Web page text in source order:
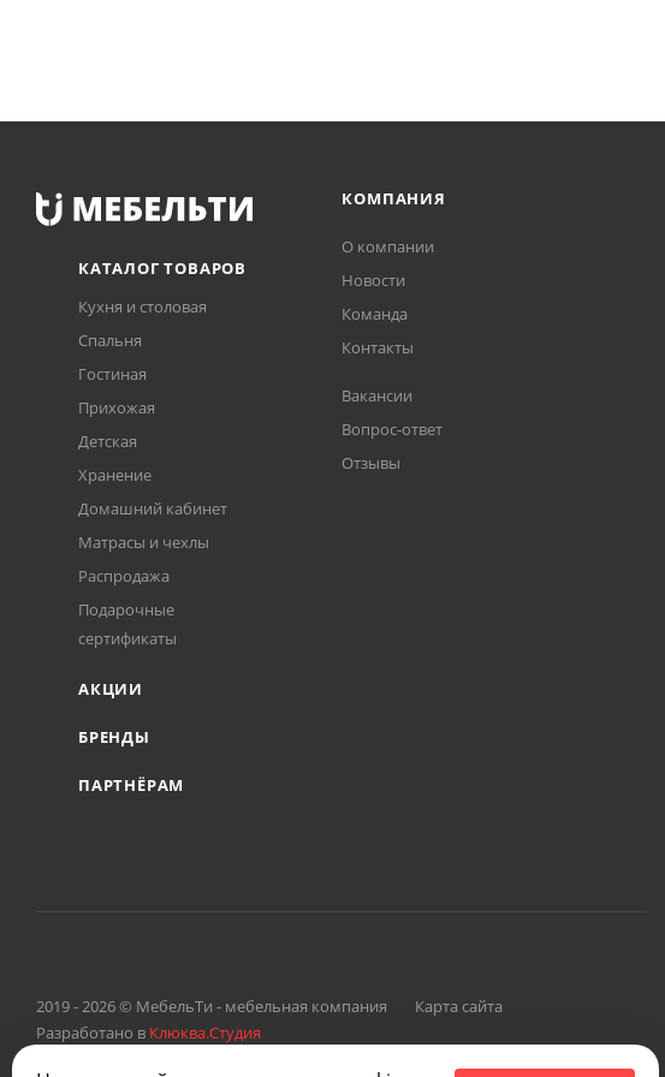
КАТАЛОГ ТОВАРОВ
Кухня и столовая
Спальня
Гостиная
Прихожая
Детская
Хранение
Домашний кабинет
Матрасы и чехлы
Распродажа
Подарочные
сертификаты
АКЦИИ
БРЕНДЫ
ПАРТНЁРАМ
КОМПАНИЯ
О компании
Новости
Команда
Контакты
Вакансии
Вопрос-ответ
Отзывы
2019 - 2026 © МебельТи - мебельная компания
Карта сайта
Разработано в Клюква.Студия